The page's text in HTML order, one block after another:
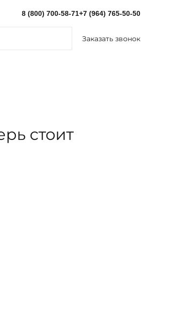
8 (800) 700-58-71+7 (964) 765-50-50
Заказать звонок
стоит